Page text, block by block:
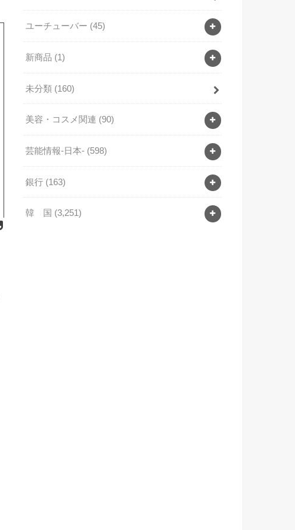
ユーチューバー (45)
新商品 (1)
未分類 (160)
美容・コスメ関連 (90)
芸能情報-日本- (598)
銀行 (163)
韓 国 (3,251)